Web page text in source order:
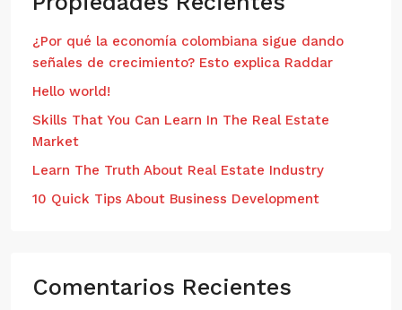
¿Por qué la economía colombiana sigue dando
señales de crecimiento? Esto explica Raddar
Hello world!
Skills That You Can Learn In The Real Estate
Market
Learn The Truth About Real Estate Industry
10 Quick Tips About Business Development
Comentarios Recientes